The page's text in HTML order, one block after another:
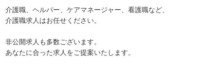
介護職、ヘルパー、ケアマネージャー、看護職など、
介護職求人はお任せください。
非公開求人も多数ございます。
あなたに合った求人をご提案いたします。